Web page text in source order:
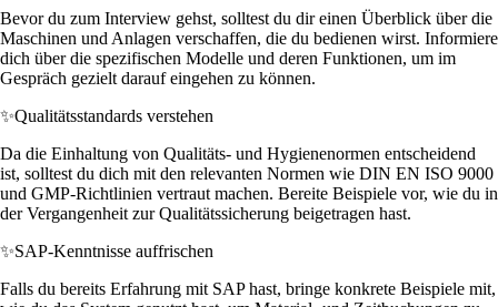
Bevor du zum Interview gehst, solltest du dir einen Überblick über die
Maschinen und Anlagen verschaffen, die du bedienen wirst. Informiere
dich über die spezifischen Modelle und deren Funktionen, um im
Gespräch gezielt darauf eingehen zu können.
✨Qualitätsstandards verstehen
Da die Einhaltung von Qualitäts- und Hygienenormen entscheidend
ist, solltest du dich mit den relevanten Normen wie DIN EN ISO 9000
und GMP-Richtlinien vertraut machen. Bereite Beispiele vor, wie du in
der Vergangenheit zur Qualitätssicherung beigetragen hast.
✨SAP-Kenntnisse auffrischen
Falls du bereits Erfahrung mit SAP hast, bringe konkrete Beispiele mit,